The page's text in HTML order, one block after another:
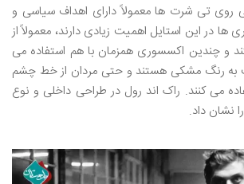
روی تی شرت ها معمولاً دارای اهداف سیاسی و
ها در این استایل اهمیت زیادی دارند، معمولاً از
و چندین اکسسوری همزمان با هم استفاده می
به رنگ مشکی هستند و حتی مردان از خط چشم
می کنند. راک اند رول در طراحی داخلی و نوع
نشان داد.